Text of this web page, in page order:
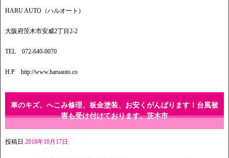
HARU AUTO（ハルオート）
大阪府茨木市安威2丁目2-2
TEL 072-640-0070
H.P http://www.haruauto.co
車のキズ、へこみ修理、板金塗装、お安くがんばります！台風被
害も受け付けております。茨木市
投稿日 2018年10月17日